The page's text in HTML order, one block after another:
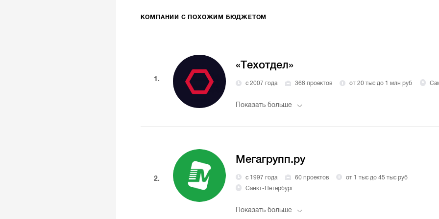
КОМПАНИИ С ПОХОЖИМ БЮДЖЕТОМ
1.
«Техотдел»
с 2007 года 368 проектов от 20 тыс до 1 млн руб
Показать больше
2.
Мегагрупп.ру
с 1997 года 60 проектов
от 1 тыс до 45 тыс руб
Санкт-Петербург
Показать больше